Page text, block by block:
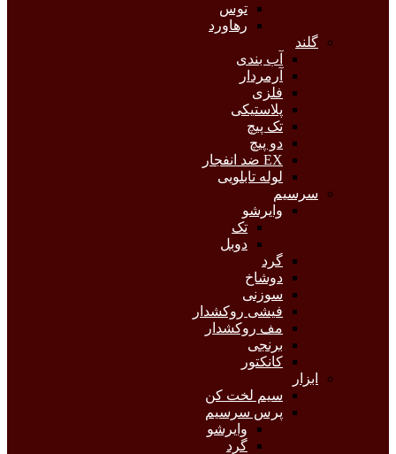
توس
رهاورد
گلند
آب بندی
آرمردار
فلزی
پلاستیکی
تک پیچ
دو پیچ
EX ضد انفجار
لوله تابلویی
سرسیم
وایرشو
تک
دوبل
گرد
دوشاخ
سوزنی
فیشی روکشدار
مف روکشدار
برنجی
کانکتور
ابزار
سیم لخت کن
پرس سرسیم
وایرشو
گرد